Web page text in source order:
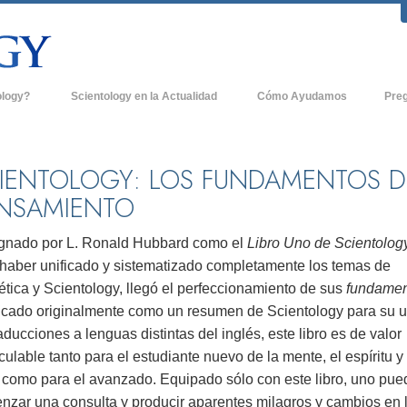
acerca de
de Scientology
es Grandeza?
Scientology en la Actualidad
Organizaciones Avanzadas
Freewinds
Llevando Scientology al Mundo
David Miscavige - Líder Eclesiástico de
Cómo Ayudamos
La
LOS FUNDAMENTOS
por L. Ronald Hubbard como el Libro Uno de
unificado y sistematizado completamente los temas de
y Scientology, llegó el perfeccionamiento de sus
originalmente como un resumen de Scientology para su
a lenguas distintas del inglés, este libro es de valor
tanto para el estudiante nuevo de la mente, el espíritu y
para el avanzado. Equipado sólo con este libro, uno
una consulta y producir aparentes milagros y cambios en